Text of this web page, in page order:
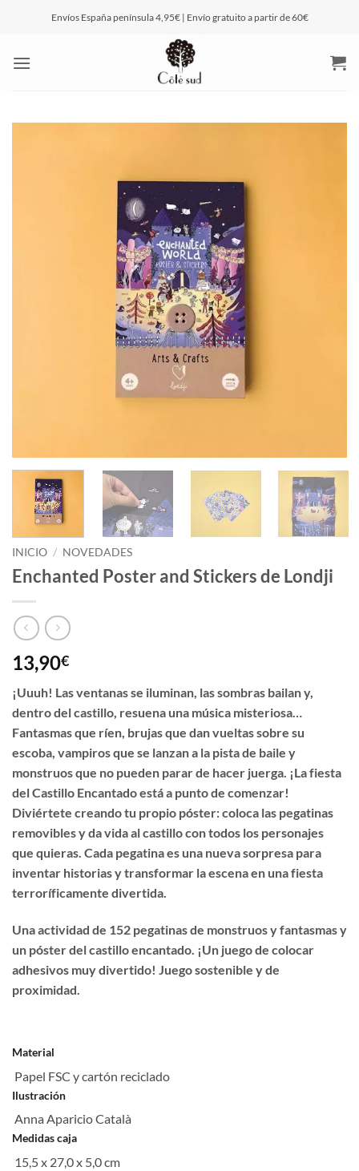
Envíos España península 4,95€ | Envío gratuito a partir de 60€
INICIO / NOVEDADES
Enchanted Poster and Stickers de Londji
13,90€
¡Uuuh! Las ventanas se iluminan, las sombras bailan y,
dentro del castillo, resuena una música misteriosa…
Fantasmas que ríen, brujas que dan vueltas sobre su
escoba, vampiros que se lanzan a la pista de baile y
monstruos que no pueden parar de hacer juerga. ¡La fiesta
del Castillo Encantado está a punto de comenzar!
Diviértete creando tu propio póster: coloca las pegatinas
removibles y da vida al castillo con todos los personajes
que quieras. Cada pegatina es una nueva sorpresa para
inventar historias y transformar la escena en una fiesta
terroríficamente divertida.
Una actividad de 152 pegatinas de monstruos y fantasmas y
un póster del castillo encantado. ¡Un juego de colocar
adhesivos muy divertido! Juego sostenible y de
proximidad.
Material
Papel FSC y cartón reciclado
Ilustración
Anna Aparicio Català
Medidas caja
15,5 x 27,0 x 5,0 cm